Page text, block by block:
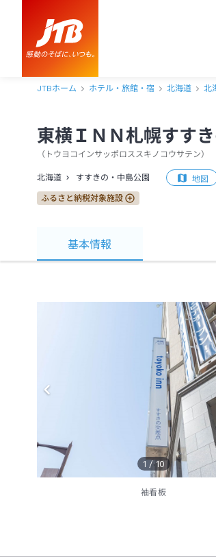
JTBホーム ホテル・旅館・宿 北海道 北
東横ＩＮＮ札幌すす
（ トウヨコインサッポロススキノコウサテン）
北海道 すすきの・中島公園 地図
ふるさと納税対象施設
基本情報
1 /10
袖看板